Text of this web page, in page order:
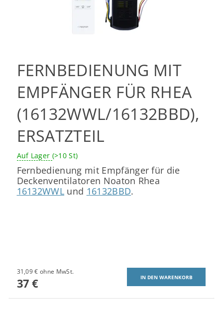
FERNBEDIENUNG MIT
EMPFÄNGER FÜR RHEA
(16132WWL/16132BBD),
ERSATZTEIL
Auf Lager (>10 St)
Fernbedienung mit Empfänger für die
Deckenventilatoren Noaton Rhea
16132WWL und 16132BBD.
31,09 € ohne MwSt.
37 €